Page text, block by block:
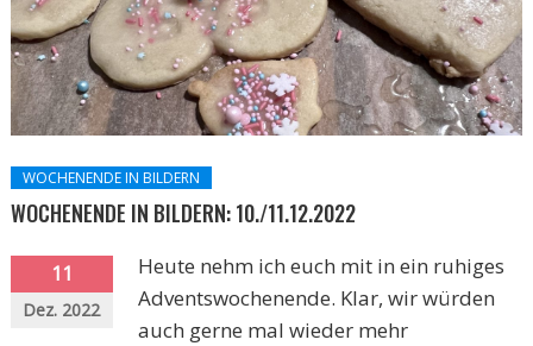
WOCHENENDE IN BILDERN
WOCHENENDE IN BILDERN: 10./11.12.2022
11
Dez. 2022
Heute nehm ich euch mit in ein ruhiges
Adventswochenende. Klar, wir würden
auch gerne mal wieder mehr